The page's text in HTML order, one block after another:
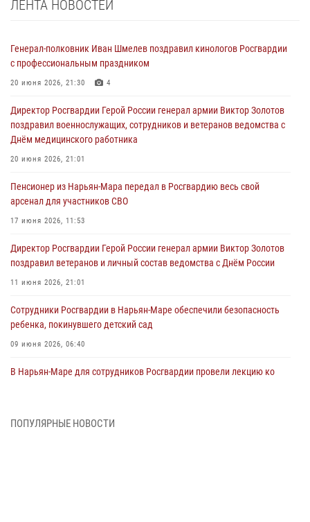
ЛЕНТА НОВОСТЕЙ
Генерал-полковник Иван Шмелев поздравил кинологов Росгвардии
с профессиональным праздником
20 июня 2026, 21:30 4
Директор Росгвардии Герой России генерал армии Виктор Золотов
поздравил военнослужащих, сотрудников и ветеранов ведомства с
Днём медицинского работника
20 июня 2026, 21:01
Пенсионер из Нарьян-Мара передал в Росгвардию весь свой
арсенал для участников СВО
17 июня 2026, 11:53
Директор Росгвардии Герой России генерал армии Виктор Золотов
поздравил ветеранов и личный состав ведомства с Днём России
11 июня 2026, 21:01
Сотрудники Росгвардии в Нарьян-Маре обеспечили безопасность
ребенка, покинувшего детский сад
09 июня 2026, 06:40
В Нарьян-Маре для сотрудников Росгвардии провели лекцию ко
ПОПУЛЯРНЫЕ НОВОСТИ